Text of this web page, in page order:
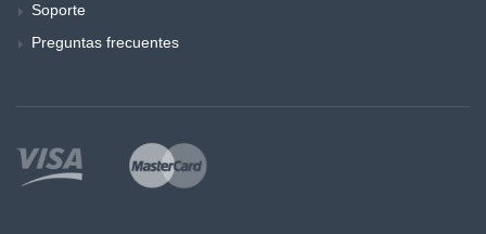
Soporte
Preguntas frecuentes